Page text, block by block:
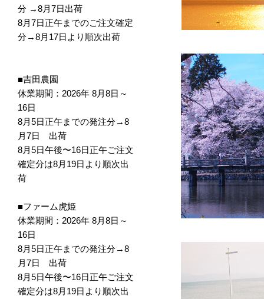
分 →8月7日出荷
8月7日正午までのご注文確定
分→8月17日より順次出荷
■吉田農園
休業期間：2026年 8月8日～
16日
8月5日正午までの発注分→8
月7日 出荷
8月5日午後〜16日正午ご注文
確定分は8月19日より順次出
荷
■ファーム虎姫
休業期間：2026年 8月8日～
16日
8月5日正午までの発注分→8
月7日 出荷
8月5日午後〜16日正午ご注文
確定分は8月19日より順次出